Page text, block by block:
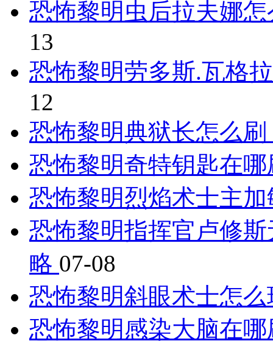
恐怖黎明虫后拉夫娜
13
恐怖黎明劳多斯.瓦格
12
恐怖黎明典狱长怎么
恐怖黎明奇特钥匙在
恐怖黎明烈焰术士主
恐怖黎明指挥官卢修
略 07-08
恐怖黎明斜眼术士怎
恐怖黎明感染大脑在